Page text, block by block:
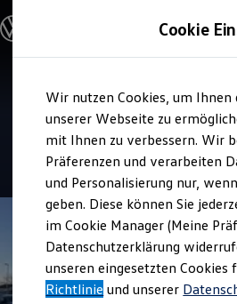
Hauptinhalt
springen
Footer
springen
Modelle und Konfigurator
Modelle vergleichen
Elektroautos
ENERGY Sondermodelle
Nutzfahrzeuge
SUV und CUV
Familienautos
Kombis
Kompaktwagen
Sportwagen
Schnell verfügbare Fahrzeuge
Angebote und Produkte
Aktuelle Angebote
E-Auto-Förderung
Volkswagen Marktplatz
Verkauf und Service
Autohaus Franke
4.8| 89
Cookie
Wir nutzen Cookies, um
unserer Webseite zu
mit Ihnen zu verbessern. Wir
Präferenzen und verarbeiten
und Personalisierung nur,
geben. Diese können Sie
im Cookie Manager (Meine
Datenschutzerklärung
unseren eingesetzten Cookies
Richtlinie und unserer